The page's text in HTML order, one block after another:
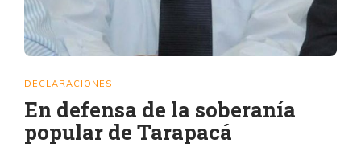
DECLARACIONES
En defensa de la soberanía
popular de Tarapacá